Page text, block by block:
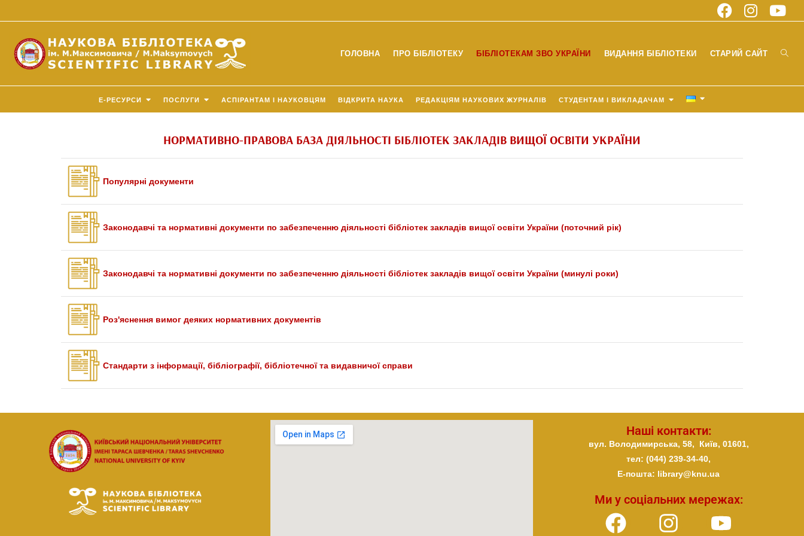
ГОЛОВНА ПРО БІБЛІОТЕКУ БІБЛІОТЕКАМ ЗВО УКРАЇНИ ВИДАННЯ БІБЛІОТЕКИ СТАРИЙ САЙТ
E-РЕСУРСИ ПОСЛУГИ АСПІРАНТАМ І НАУКОВЦЯМ ВІДКРИТА НАУКА РЕДАКЦІЯМ НАУКОВИХ ЖУРНАЛІВ СТУДЕНТАМ І ВИКЛАДАЧАМ
НОРМАТИВНО-ПРАВОВА БАЗА ДІЯЛЬНОСТІ БІБЛІОТЕК ЗАКЛАДІВ ВИЩОЇ ОСВІТИ УКРАЇНИ
Популярні документи
Законодавчі та нормативні документи по забезпеченню діяльності бібліотек закладів вищої освіти України (поточний рік)
Законодавчі та нормативні документи по забезпеченню діяльності бібліотек закладів вищої освіти України (минулі роки)
Роз'яснення вимог деяких нормативних документів
Стандарти з інформації, бібліографії, бібліотечної та видавничої справи
Наші контакти:
Ми у соціальних мережах:
вул. Володимирська, 58, Київ, 01601,
тел: (044) 239-34-40,
E-пошта: library@knu.ua